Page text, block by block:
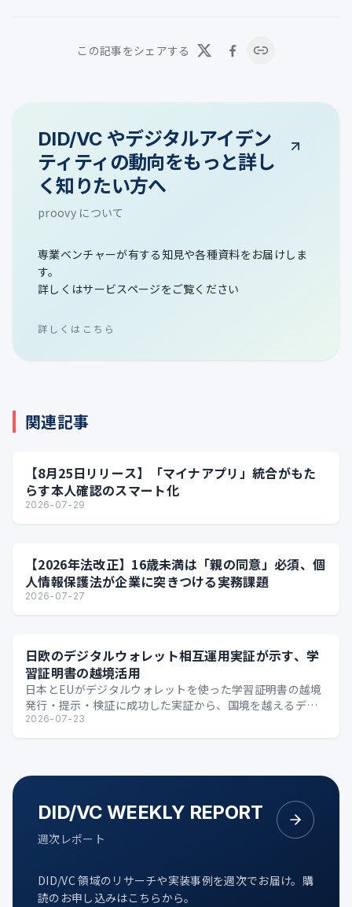
この記事をシェアする
DID/VC やデジタルアイデン
ティティの動向をもっと詳し
く知りたい方へ
proovy について
専業ベンチャーが有する知見や各種資料をお届けしま
す。
詳しくはサービスページをご覧ください
詳しくはこちら
関連記事
【8月25日リリース】「マイナアプリ」統合がもた
らす本人確認のスマート化
2026-07-29
【2026年法改正】16歳未満は「親の同意」必須、個
人情報保護法が企業に突きつける実務課題
2026-07-27
日欧のデジタルウォレット相互運用実証が示す、学
習証明書の越境活用
日本とEUがデジタルウォレットを使った学習証明書の越境
発行・提示・検証に成功した実証から、国境を越えるデジ
タル証明の可能性を整理します。
2026-07-23
DID/VC WEEKLY REPORT
週次レポート
DID/VC 領域のリサーチや実装事例を週次でお届け。購
読のお申し込みはこちらから。